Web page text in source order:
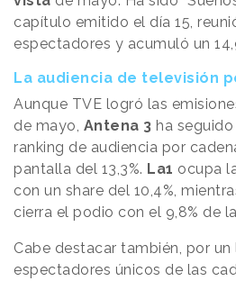
capítulo emitido el día 15,
espectadores y acumuló un
La audiencia de televisión
Aunque TVE logró las
de mayo, Antena 3 ha
ranking de audiencia por
pantalla del 13,3%. La1 ocupa
con un share del 10,4%,
cierra el podio con el 9,8% de
Cabe destacar también, por un
espectadores únicos de las